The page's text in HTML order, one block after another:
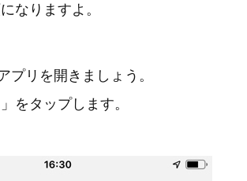
なりますよ。
プリを開きましょう。
をタップします。